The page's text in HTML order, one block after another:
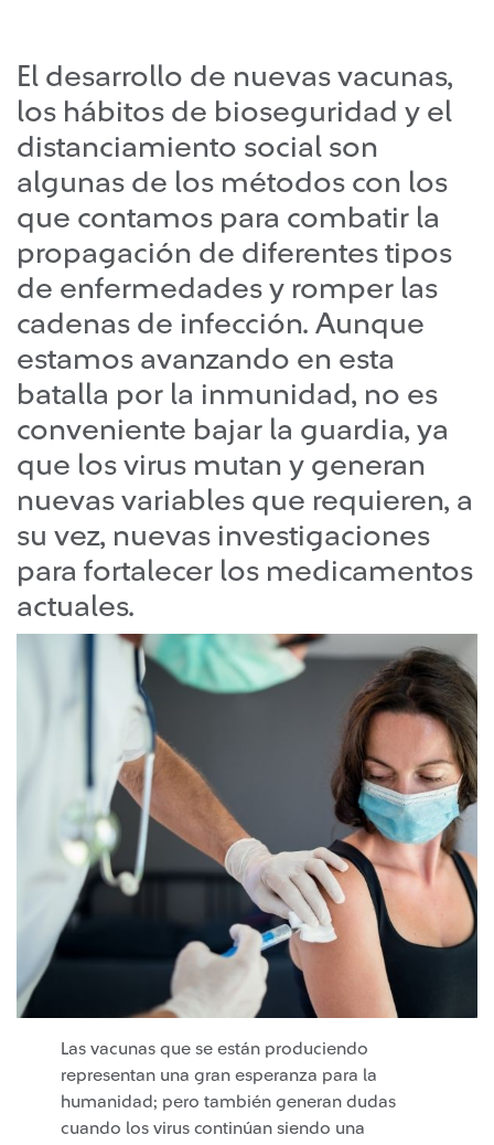
El desarrollo de nuevas vacunas,
los hábitos de bioseguridad y el
distanciamiento social son
algunas de los métodos con los
que contamos para combatir la
propagación de diferentes tipos
de enfermedades y romper las
cadenas de infección. Aunque
estamos avanzando en esta
batalla por la inmunidad, no es
conveniente bajar la guardia, ya
que los virus mutan y generan
nuevas variables que requieren, a
su vez, nuevas investigaciones
para fortalecer los medicamentos
actuales.
Las vacunas que se están produciendo
representan una gran esperanza para la
humanidad; pero también generan dudas
cuando los virus continúan siendo una